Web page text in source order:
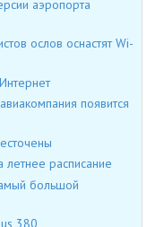
аэропорта
ослов оснастят Wi-
появится
расписание
большой
380